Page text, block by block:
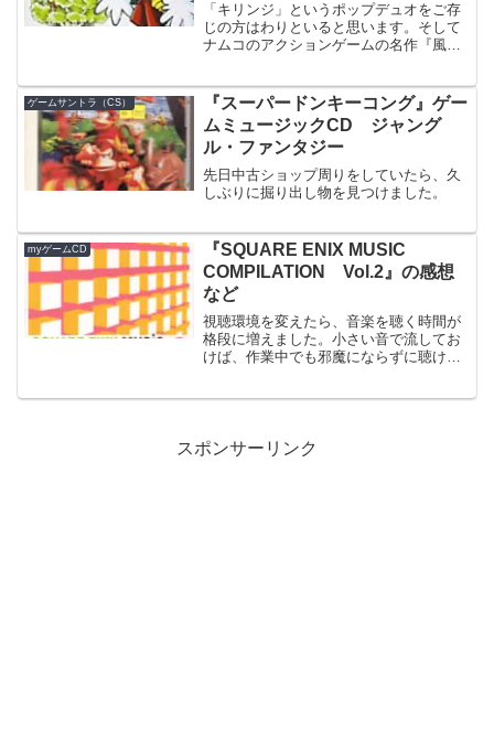
「キリンジ」というポップデュオをご存
じの方はわりといると思います。そして
ナムコのアクションゲームの名作『風の
高樹氏が、デビュー前にナムコに在籍し
ており、そこで『風のクロノ...
ゲームサントラ（CS）
『スーパードンキーコング』ゲー
ムミュージックCD ジャング
ル・ファンタジー
先日中古ショップ周りをしていたら、久
しぶりに掘り出し物を見つけました。
myゲームCD
『SQUARE ENIX MUSIC
COMPILATION Vol.2』の感想
など
視聴環境を変えたら、音楽を聴く時間が
格段に増えました。小さい音で流してお
けば、作業中でも邪魔にならずに聴ける
スポンサーリンク